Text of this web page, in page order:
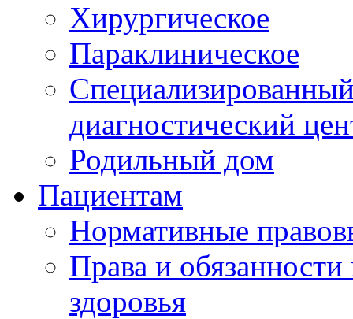
Хирургическое
Параклиническое
диагностический
Родильный дом
Пациентам
Нормативные
Права и
здоровья